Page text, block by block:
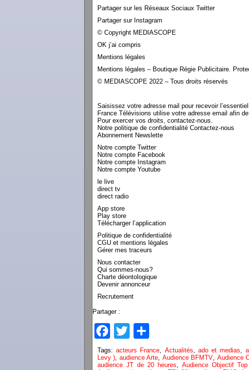
Partager sur les Réseaux Sociaux Twitter
Partager sur Instagram
© Copyright MEDIASCOPE
OK j’ai compris
Mentions légales
Mentions légales – Boutique Régie Publicitaire.
© MEDIASCOPE 2022 – Tous droits réservés
Saisissez votre adresse mail pour recevoir
France Télévisions utilise votre adresse email afin
Pour exercer vos droits, contactez-nous.
Notre politique de confidentialité Contactez-nous
Abonnement Newslette
Notre compte Twitter
Notre compte Facebook
Notre compte Instagram
Notre compte Youtube
le live
direct tv
direct radio
App store
Play store
Télécharger l’application
Politique de confidentialité
CGU et mentions légales
Gérer mes traceurs
Nous contacter
Qui sommes-nous?
Charte déontologique
Devenir annonceur
Recrutement
Partager :
Facebook
Twitter
Tags:acteurs France, Actualités, ado et medias,
Levy ), audience Arte, Audience BFMTV, Audience
audience JT de 20 heures, Audience Objectif